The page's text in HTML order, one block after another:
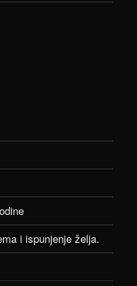
i ispunjenje želja.